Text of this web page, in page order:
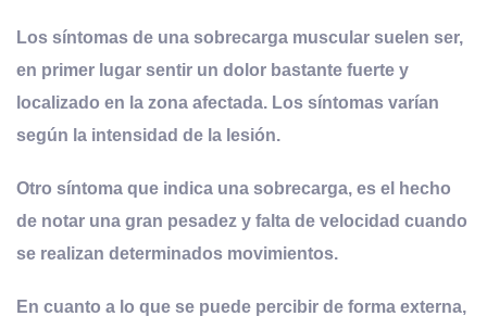
Los síntomas de una sobrecarga muscular suelen ser,
en primer lugar sentir un dolor bastante fuerte y
localizado en la zona afectada. Los síntomas varían
según la intensidad de la lesión.
Otro síntoma que indica una sobrecarga, es el hecho
de notar una gran pesadez y falta de velocidad cuando
se realizan determinados movimientos.
En cuanto a lo que se puede percibir de forma externa,